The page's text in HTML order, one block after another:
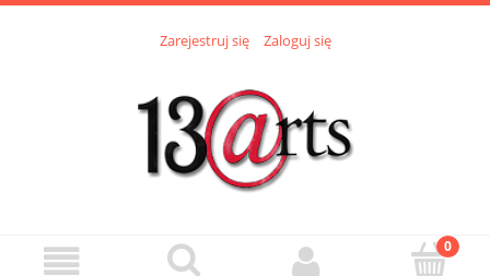
Zarejestruj się Zaloguj się